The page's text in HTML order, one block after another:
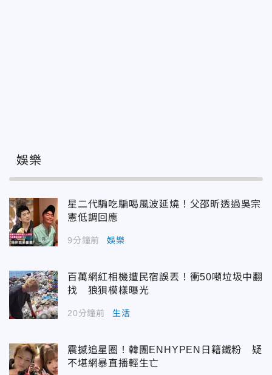
娛樂
星二代騙吃騙喝風波延燒！父邵昕透過吳宗
憲低調回應
9分鐘前 娛樂
百萬網紅相機遭民宿誤丟！衝50噸垃圾中翻
找 狼狽模樣曝光
20分鐘前 生活
震撼追星圈！韓團ENHYPEN日籍鐵粉 疑
不堪網暴直播輕生亡